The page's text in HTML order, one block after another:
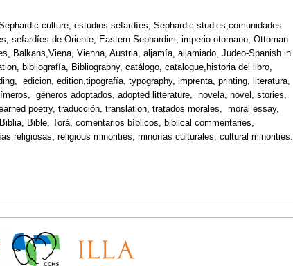
culture, estudios sefardíes, Sephardic studies,comunidades
sefardíes de Oriente, Eastern Sephardim, imperio otomano, Ottoman
Balkans,Viena, Vienna, Austria, aljamía, aljamiado, Judeo-Spanish in
bibliografía, Bibliography, catálogo, catalogue,historia del libro,
edicion, edition,tipografía, typography, imprenta, printing, literatura,
géneros adoptados, adopted litterature, novela, novel, stories,
poetry, traducción, translation, tratados morales, moral essay,
Bible, Torá, comentarios bíblicos, biblical commentaries,
religiosas, religious minorities, minorías culturales, cultural minorities.